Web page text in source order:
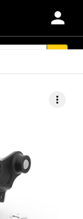
person
more_vert